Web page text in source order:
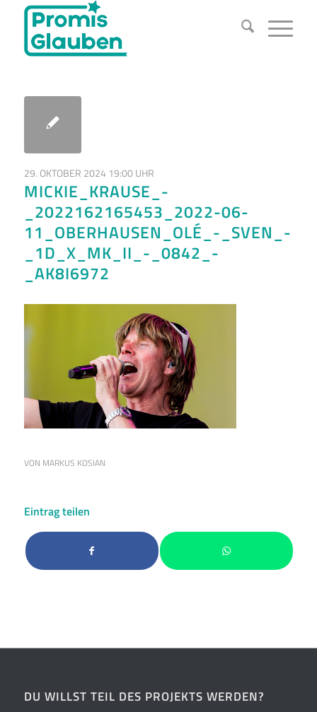
29. OKTOBER 2024 19:00 UHR
MICKIE_KRAUSE_-
_2022162165453_2022-06-
11_OBERHAUSEN_OLÉ_-_SVEN_-
_1D_X_MK_II_-_0842_-
_AK8I6972
VON MARKUS KOSIAN
Eintrag teilen
DU WILLST TEIL DES PROJEKTS WERDEN?